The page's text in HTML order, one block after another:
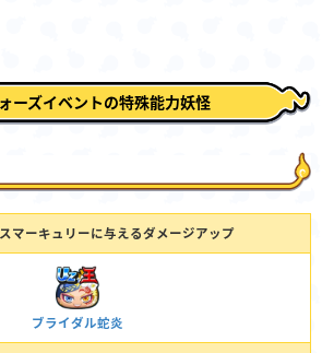
ーズイベントの特殊能力妖怪
マーキュリーに与えるダメージアップ
ブライダル蛇炎